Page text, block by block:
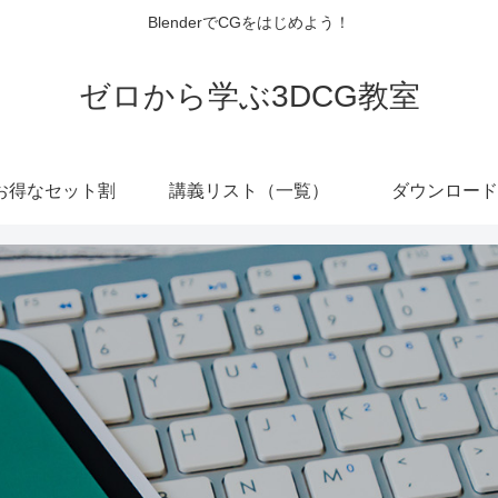
BlenderでCGをはじめよう！
ゼロから学ぶ3DCG教室
得なセット割 講義リスト（一覧） ダウンロード